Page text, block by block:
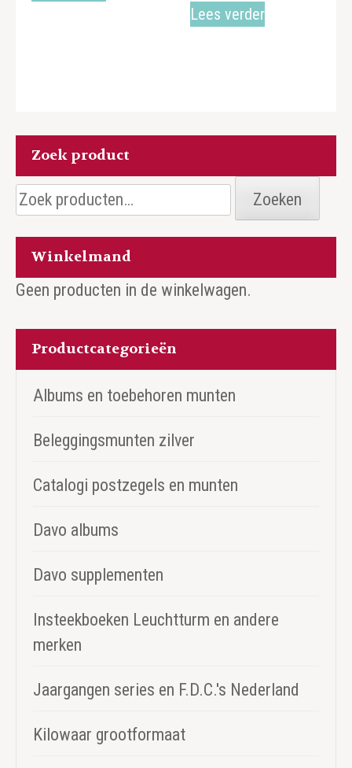
Lees verder
Zoek product
Zoeken
naar:
Zoeken
Winkelmand
Geen producten in de winkelwagen.
Productcategorieën
Albums en toebehoren munten
Beleggingsmunten zilver
Catalogi postzegels en munten
Davo albums
Davo supplementen
Insteekboeken Leuchtturm en andere
merken
Jaargangen series en F.D.C.'s Nederland
Kilowaar grootformaat